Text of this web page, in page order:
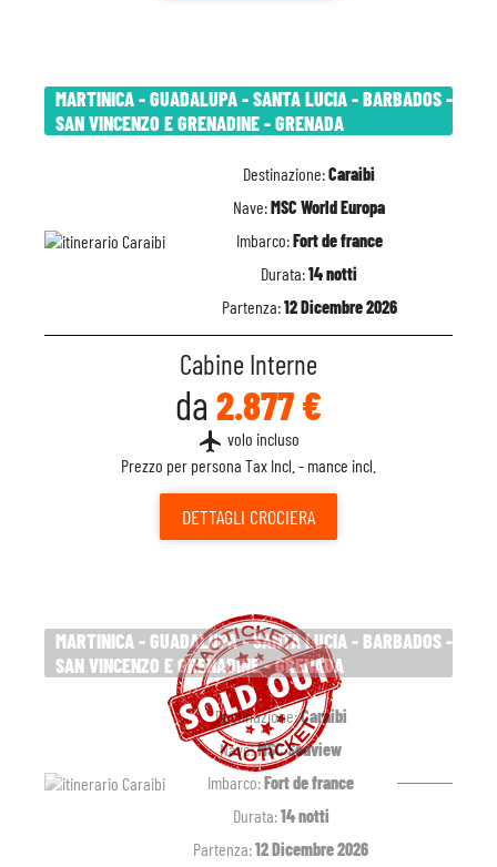
MARTINICA - GUADALUPA - SANTA LUCIA - BARBADOS -
SAN VINCENZO E GRENADINE - GRENADA
Destinazione:Caraibi
Nave:MSC World Europa
Imbarco:Fort de france
Durata:14 notti
Partenza:12 Dicembre 2026
Cabine Interne
da 2.877 €
flight volo incluso
Prezzo per persona Tax Incl. - mance incl.
DETTAGLI CROCIERA
MARTINICA - GUADALUPA - SANTA LUCIA - BARBADOS -
SAN VINCENZO E GRENADINE - GRENADA
Destinazione:Caraibi
Nave:MSC Seaview
Imbarco:Fort de france
Durata:14 notti
Partenza:12 Dicembre 2026